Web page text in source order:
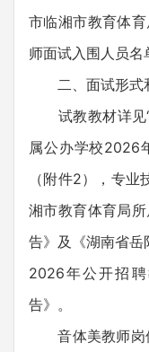
市临湘市教育体
师面试入围人员名
二、面试形式
试教教材详见“
属公办学校2026
（附件2），专
湘市教育体育局
告》及《湖南省岳
2026年公开招
告》。
音体美教师岗